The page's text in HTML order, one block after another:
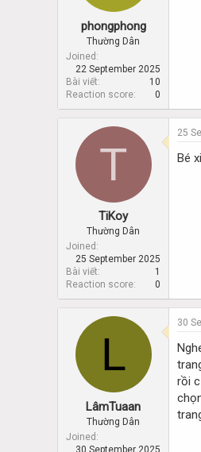
phongphong
Thường Dân
Joined
22 September 2025
Bài viết
10
Reaction score
0
T
TiKoy
Thường Dân
Joined
25 September 2025
Bài viết
1
Reaction score
0
25
Bé
L
LâmTuaan
Thường Dân
Joined
30 September 2025
30
rồi